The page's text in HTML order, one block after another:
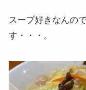
スープ好きなんの
す・・・。